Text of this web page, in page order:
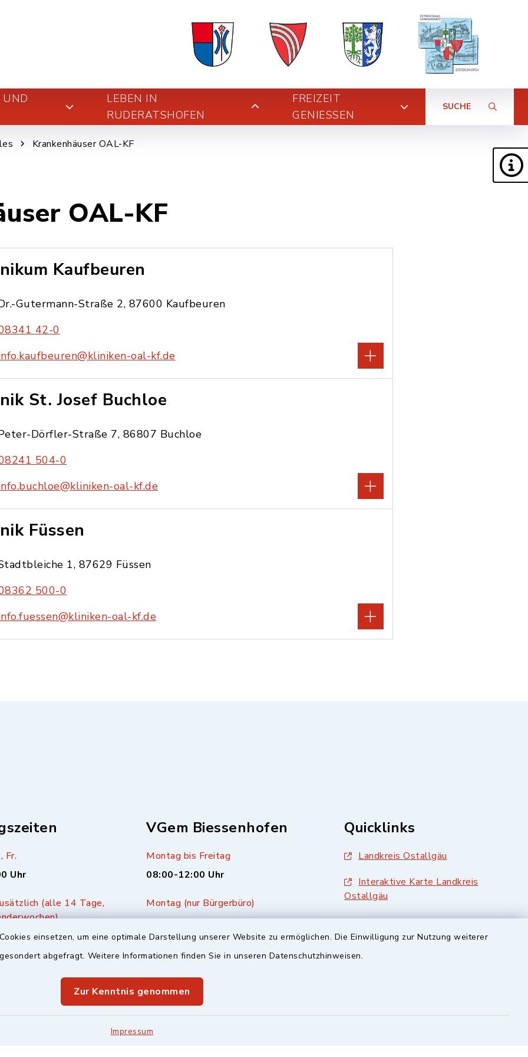
einsetzen, um eine optimale Darstellung unserer Website zu ermöglichen. Die Einwilligung zur Nutzung weiterer
abgefragt. Weitere Informationen finden Sie in unseren Datenschutzhinweisen.
Zur Kenntnis genommen
Impressum
UND
LEBEN IN
RUDERATSHOFEN
FREIZEIT
GENIESSEN
SUCHE
Krankenhäuser OAL-KF
OAL-KF
Kaufbeuren
Gutermann-Straße 2, 87600 Kaufbeuren
42-0
oal-kf.de
St. Josef Buchloe
Dörfler-Straße 7, 86807 Buchloe
504-0
oal-kf.de
Füssen
1, 87629 Füssen
500-0
oal-kf.de
Fr.
Uhr
(alle 14 Tage,
Uhr
VGem Biessenhofen
Montag bis Freitag
08:00-12:00 Uhr
Montag (nur Bürgerbüro)
14:00-17:00 Uhr
Mittwoch zusätzlich
Quicklinks
Landkreis Ostallgäu
Interaktive Karte Landkreis
Ostallgäu
BayernPortal